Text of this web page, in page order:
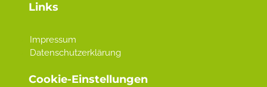
Links
Impressum
Datenschutzerklärung
Cookie-Einstellungen